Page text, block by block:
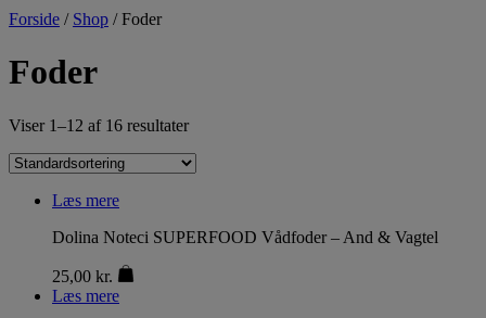
Forside / Shop /Foder
Foder
Viser 1–12 af 16 resultater
Læs mere
Dolina Noteci SUPERFOOD Vådfoder – And & Vagtel
25,00 kr.
Læs mere